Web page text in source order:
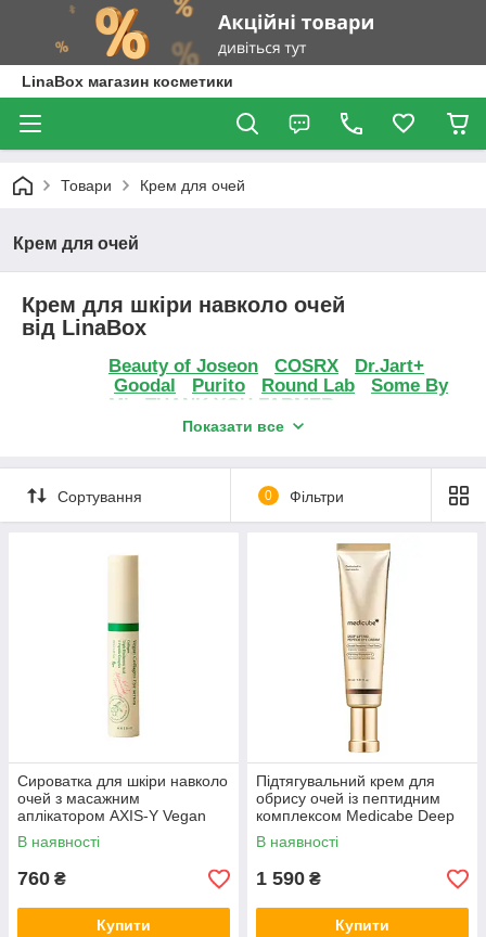
LinaBox магазин косметики
Товари Крем для очей
Крем для очей
Крем для шкіри навколо очей
від LinaBox
Beauty of Joseon COSRX
Dr.Jart+
Goodal
Purito Round Lab
Some By
Mi
THANK YOU FARMER
Шкіра навколо очей - одна з найскладніших
Крем для очей допоможе швидше прибрати набряклість
в тому випадку, якщо це минуще явище, тобто
Показати все
Сортування 0 Фільтри
Сироватка для шкіри навколо
очей з масажним
аплікатором AXIS-Y Vegan
Collagen Eye Serum з
пептидами 10 мл
В наявності
760 ₴
Купити
Підтягувальний крем для
обрису очей із пептидним
комплексом Medicabe Deep
Lifting Peptide Eye Cream 30
мл
В наявності
1 590 ₴
Купити